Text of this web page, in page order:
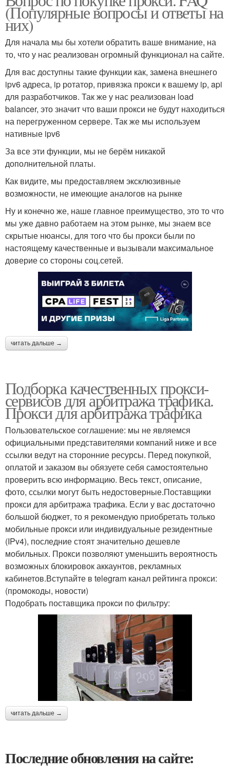
(Популярные вопросы и ответы на
них)
Для начала мы бы хотели обратить ваше внимание, на
то, что у нас реализован огромный функционал на сайте.
Для вас доступны такие функции как, замена внешнего
ipv6 адреса, ip ротатор, привязка прокси к вашему ip, api
для разработчиков. Так же у нас реализован load
balancer, это значит что ваши прокси не будут находиться
на перегруженном сервере. Так же мы используем
нативные ipv6
За все эти функции, мы не берём никакой
дополнительной платы.
Как видите, мы предоставляем эксклюзивные
возможности, не имеющие аналогов на рынке
Ну и конечно же, наше главное преимущество, это то что
мы уже давно работаем на этом рынке, мы знаем все
скрытые нюансы, для того что бы прокси были по
настоящему качественные и вызывали максимальное
доверие со стороны соц.сетей.
читать дальше →
Подборка качественных прокси-
сервисов для арбитража трафика.
Прокси для арбитража трафика
Пользовательское соглашение: мы не являемся
официальными представителями компаний ниже и все
ссылки ведут на сторонние ресурсы. Перед покупкой,
оплатой и заказом вы обязуете себя самостоятельно
проверить всю информацию. Весь текст, описание,
фото, ссылки могут быть недостоверные.Поставщики
прокси для арбитража трафика. Если у вас достаточно
большой бюджет, то я рекомендую приобретать только
мобильные прокси или индивидуальные резидентные
(IPv4), последние стоят значительно дешевле
мобильных. Прокси позволяют уменьшить вероятность
возможных блокировок аккаунтов, рекламных
кабинетов.Вступайте в telegram канал рейтинга прокси:
(промокоды, новости)
Подобрать поставщика прокcи по фильтру:
читать дальше →
Последние обновления на сайте: